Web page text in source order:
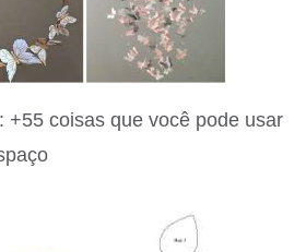
+55 coisas que você pode usar